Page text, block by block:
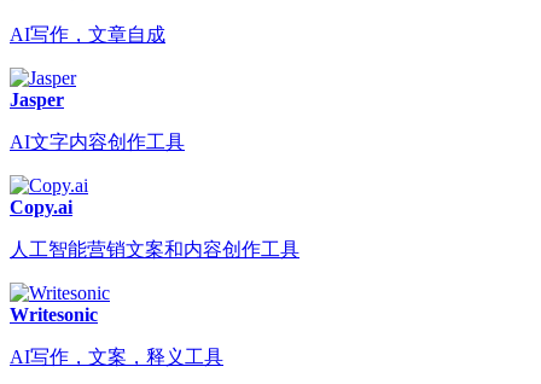
AI写作，文章自成
Jasper
AI文字内容创作工具
Copy.ai
人工智能营销文案和内容创作工具
Writesonic
AI写作，文案，释义工具